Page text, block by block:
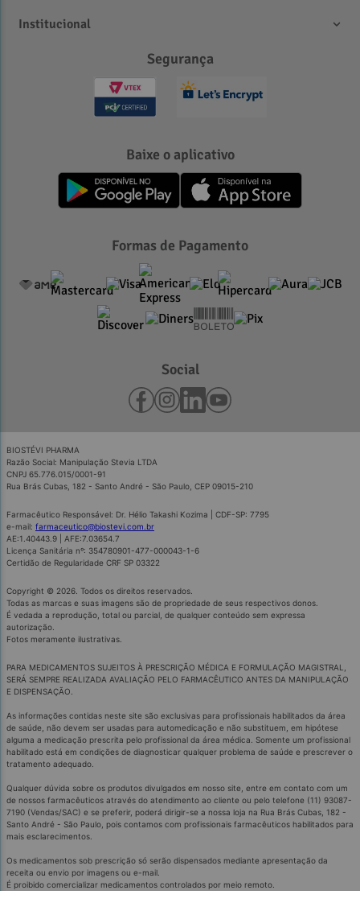
Institucional
Segurança
Baixe o aplicativo
Formas de Pagamento
Social
BIOSTÉVI PHARMA
Razão Social: Manipulação Stevia LTDA
CNPJ 65.776.015/0001-91
Rua Brás Cubas, 182 - Santo André - São Paulo, CEP 09015-210
Farmacêutico Responsável: Dr. Hélio Takashi Kozima | CDF-SP: 7795
e-mail: farmaceutico@biostevi.com.br
AE:1.40443.9 | AFE:7.03654.7
Licença Sanitária nº: 354780901-477-000043-1-6
Certidão de Regularidade CRF SP 03322
Copyright © 2026. Todos os direitos reservados.
Todas as marcas e suas imagens são de propriedade de seus respectivos donos.
É vedada a reprodução, total ou parcial, de qualquer conteúdo sem expressa
autorização.
Fotos meramente ilustrativas.
PARA MEDICAMENTOS SUJEITOS À PRESCRIÇÃO MÉDICA E FORMULAÇÃO MAGISTRAL,
SERÁ SEMPRE REALIZADA AVALIAÇÃO PELO FARMACÊUTICO ANTES DA MANIPULAÇÃO
E DISPENSAÇÃO.
As informações contidas neste site são exclusivas para profissionais habilitados da área
de saúde, não devem ser usadas para automedicação e não substituem, em hipótese
alguma a medicação prescrita pelo profissional da área médica. Somente um profissional
habilitado está em condições de diagnosticar qualquer problema de saúde e prescrever o
tratamento adequado.
Qualquer dúvida sobre os produtos divulgados em nosso site, entre em contato com um
de nossos farmacêuticos através do atendimento ao cliente ou pelo telefone (11) 93087-
7190 (Vendas/SAC) e se preferir, poderá dirigir-se a nossa loja na Rua Brás Cubas, 182 -
Santo André - São Paulo, pois contamos com profissionais farmacêuticos habilitados para
mais esclarecimentos.
Os medicamentos sob prescrição só serão dispensados mediante apresentação da
receita ou envio por imagens ou e-mail.
É proibido comercializar medicamentos controlados por meio remoto.